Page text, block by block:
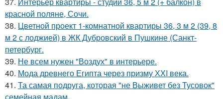
красной поляне, Сочи.
38. Цветной проект 1-комнатной квартиры 36, 3 м 2 (39, 8
м 2 с лоджией) в ЖК Дубровский в Пушкине (Санкт-
петербург.
39. Не всем нужен "Воздух" в интерьере.
40. Мода древнего Египта через призму ХХI века.
41. Та самая подруга, которая "не Выживет без Тусовок"